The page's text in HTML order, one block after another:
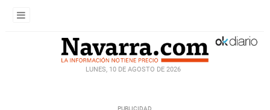
LUNES, 10 DE AGOSTO DE 2026